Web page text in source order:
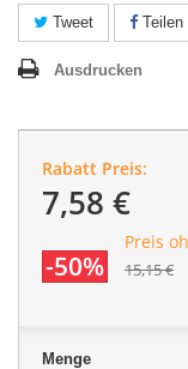
Tweet Teilen
Ausdrucken
Rabatt Preis:
7,58 €
-50%
Preis
15,15 €
Menge